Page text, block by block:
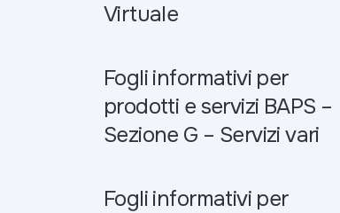
Virtuale
Fogli informativi per
prodotti e servizi BAPS –
Sezione G – Servizi vari
Fogli informativi per